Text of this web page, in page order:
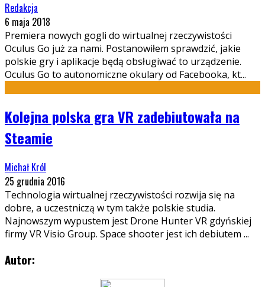
Redakcja
6 maja 2018
Premiera nowych gogli do wirtualnej rzeczywistości
Oculus Go już za nami. Postanowiłem sprawdzić, jakie
polskie gry i aplikacje będą obsługiwać to urządzenie.
Oculus Go to autonomiczne okulary od Facebooka, kt...
Kolejna polska gra VR zadebiutowała na
Steamie
Michał Król
25 grudnia 2016
Technologia wirtualnej rzeczywistości rozwija się na
dobre, a uczestniczą w tym także polskie studia.
Najnowszym wypustem jest Drone Hunter VR gdyńskiej
firmy VR Visio Group. Space shooter jest ich debiutem ...
Autor: